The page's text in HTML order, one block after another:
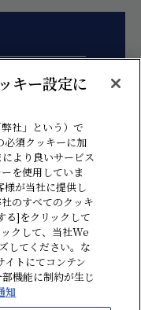
ォームより
ソーシャルメディアポリシー
針 贈収賄・汚職防止方針
キー設定に
社」という）で
必須クッキーに加
より良いサービス
を使用していま
が当社に提供し
のすべてのクッキ
る]をクリックして
クして、当社We
してください。な
トにてコンテン
機能に制約が生じ
知